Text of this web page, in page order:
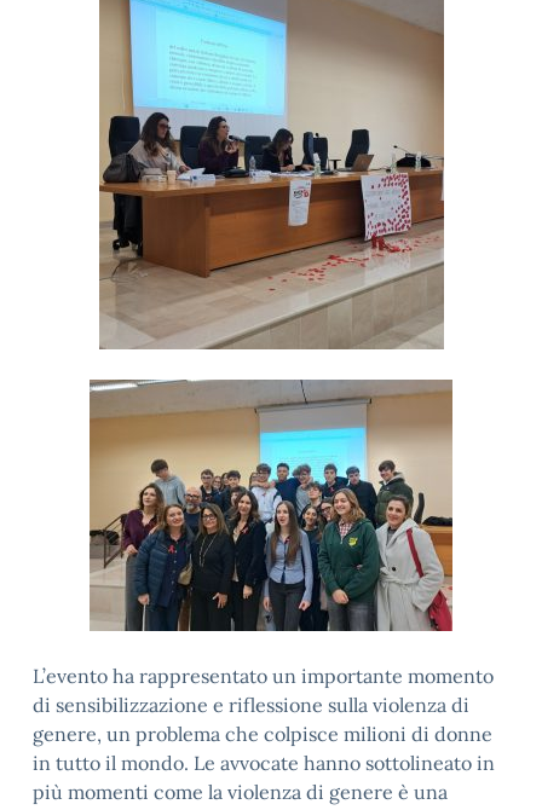
L’evento ha rappresentato un importante momento
di sensibilizzazione e riflessione sulla violenza di
genere, un problema che colpisce milioni di donne
in tutto il mondo. Le avvocate hanno sottolineato in
più momenti come la violenza di genere è una